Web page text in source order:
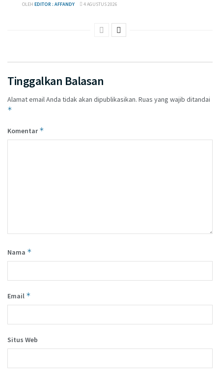
OLEH EDITOR : AFFANDY 4 AGUSTUS 2026
Tinggalkan Balasan
Alamat email Anda tidak akan dipublikasikan. Ruas yang wajib ditandai
*
Komentar*
Nama *
Email *
Situs Web